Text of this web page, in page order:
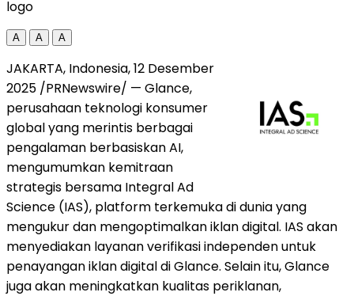
logo
A A A
JAKARTA, Indonesia, 12 Desember
2025 /PRNewswire/ — Glance,
perusahaan teknologi konsumer
global yang merintis berbagai
pengalaman berbasiskan AI,
mengumumkan kemitraan
strategis bersama Integral Ad
Science (IAS), platform terkemuka di dunia yang
mengukur dan mengoptimalkan iklan digital. IAS akan
menyediakan layanan verifikasi independen untuk
penayangan iklan digital di Glance. Selain itu, Glance
juga akan meningkatkan kualitas periklanan,